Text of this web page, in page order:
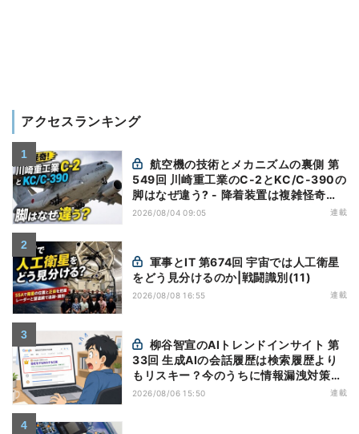
アクセスランキング
549回 川崎重工業のC-2とKC/C-390の
脚はなぜ違う? - 降着装置は複雑怪奇
(5)|軍用輸送機(10)
2026/08/04 09:05 連載
をどう見分けるのか|戦闘識別(11)
2026/08/08 16:55 連載
33回 生成AIの会話履歴は検索履歴より
もリスキー？今のうちに情報漏洩対策を
万全にしておこう
2026/08/06 15:50 連載